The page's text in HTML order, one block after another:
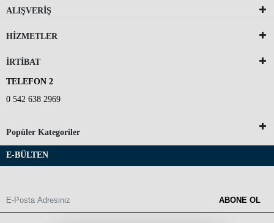
ALIŞVERİŞ
HİZMETLER
İRTİBAT
TELEFON 2
0 542 638 2969
Popüler Kategoriler
E-BÜLTEN
ABONE OL